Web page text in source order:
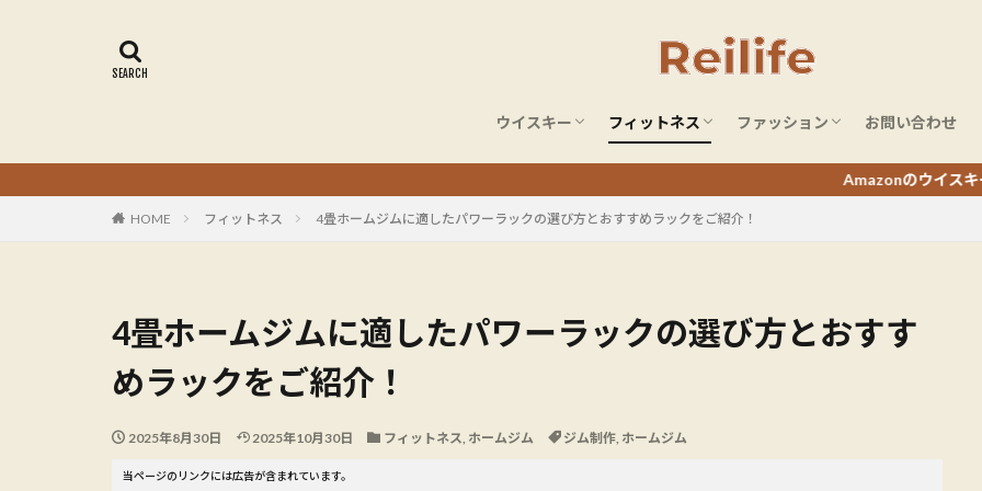
ウイスキー
ウイスキーレビュー
ウイスキーまとめ
フィットネス
ホームジム
フィットネスアイテム
ボディメイク・筋トレ
フィットネスジム
ファッション
ミリタリーファッション
お問い合わせ
Amazonのウイスキータイムセールをチ
HOME フィットネス 4畳ホームジムに適したパワーラックの選び方とおすすめラックをご紹介！
4畳ホームジムに適したパワーラックの選び方とおすす
めラックをご紹介！
2025年8月30日 2025年10月30日 フィットネス, ホームジム ジム制作, ホームジム
当ページのリンクには広告が含まれています。